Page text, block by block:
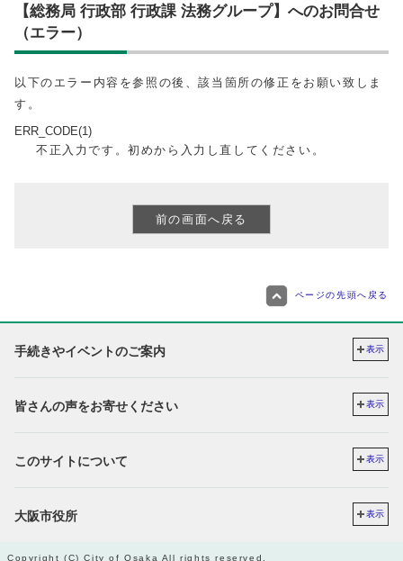
【総務局 行政部 行政課 法務グループ】へのお問合せ
（エラー）
以下のエラー内容を参照の後、該当箇所の修正をお願い致しま
す。
ERR_CODE(1)
不正入力です。初めから入力し直してください。
ページの先頭へ戻る
手続きやイベントのご案内 表示
皆さんの声をお寄せください 表示
このサイトについて 表示
大阪市役所 表示
Copyright (C) City of Osaka All rights reserved.